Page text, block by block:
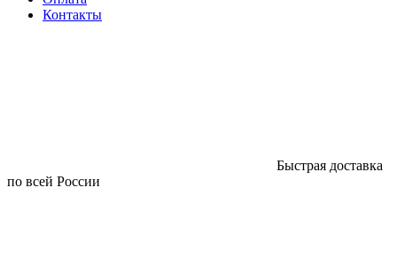
Контакты
Быстрая доставка
по всей России